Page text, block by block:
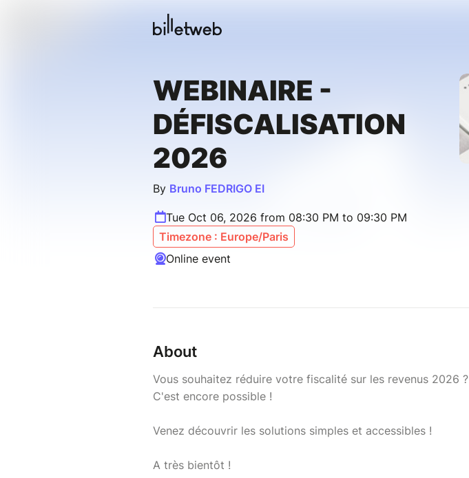
WEBINAIRE -
DÉFISCALISATION
2026
By Bruno FEDRIGO EI
Tue Oct 06, 2026 from 08:30 PM to 09:30 PM
Timezone : Europe/Paris
Online event
About
Vous souhaitez réduire votre fiscalité sur les revenus 2026 ?
C'est encore possible !
Venez découvrir les solutions simples et accessibles !
A très bientôt !